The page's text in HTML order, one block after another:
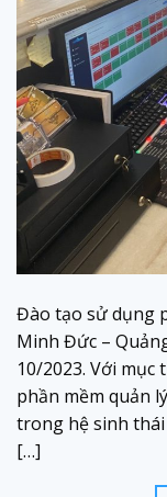
Đào tạo sử dụng
Minh Đức –
10/2023. Với mục
phần mềm quản
trong hệ sinh thái
[…]